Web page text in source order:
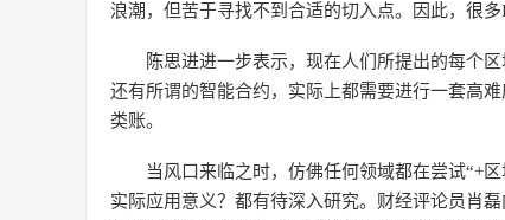
浪潮，但苦于寻找不到合适的切入点。因此，很
陈思进进一步表示，现在人们所提出的每个
还有所谓的智能合约，实际上都需要进行一套高
类账。
当风口来临之时，仿佛任何领域都在尝试“+
实际应用意义？都有待深入研究。财经评论员肖